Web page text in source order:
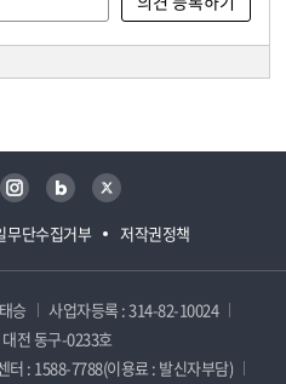
무단수집거부 저작권정책
인스타그램 블로그 트위터
승
사업자등록 : 314-82-10024
전 동구-0233호
터 : 1588-7788(이용료 : 발신자부담)